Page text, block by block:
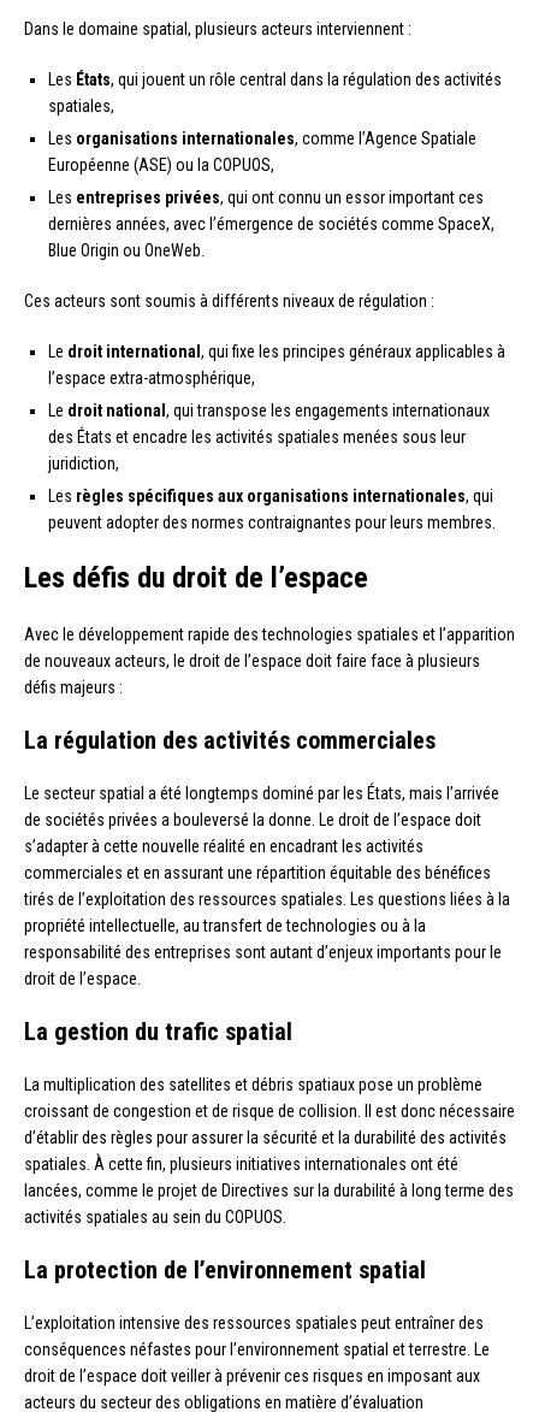
Dans le domaine spatial, plusieurs acteurs interviennent :
Les États, qui jouent un rôle central dans la régulation des activités
spatiales,
Les organisations internationales, comme l’Agence Spatiale
Européenne (ASE) ou la COPUOS,
Les entreprises privées, qui ont connu un essor important ces
dernières années, avec l’émergence de sociétés comme SpaceX,
Blue Origin ou OneWeb.
Ces acteurs sont soumis à différents niveaux de régulation :
Le droit international , qui fixe les principes généraux applicables à
l’espace extra-atmosphérique,
Le droit national , qui transpose les engagements internationaux
des États et encadre les activités spatiales menées sous leur
juridiction,
Les règles spécifiques aux organisations internationales, qui
peuvent adopter des normes contraignantes pour leurs membres.
Les défis du droit de l’espace
Avec le développement rapide des technologies spatiales et l’apparition
de nouveaux acteurs, le droit de l’espace doit faire face à plusieurs
défis majeurs :
La régulation des activités commerciales
Le secteur spatial a été longtemps dominé par les États, mais l’arrivée
de sociétés privées a bouleversé la donne. Le droit de l’espace doit
s’adapter à cette nouvelle réalité en encadrant les activités
commerciales et en assurant une répartition équitable des bénéfices
tirés de l’exploitation des ressources spatiales. Les questions liées à la
propriété intellectuelle, au transfert de technologies ou à la
responsabilité des entreprises sont autant d’enjeux importants pour le
droit de l’espace.
La gestion du trafic spatial
La multiplication des satellites et débris spatiaux pose un problème
croissant de congestion et de risque de collision. Il est donc nécessaire
d’établir des règles pour assurer la sécurité et la durabilité des activités
spatiales. À cette fin, plusieurs initiatives internationales ont été
lancées, comme le projet de Directives sur la durabilité à long terme des
activités spatiales au sein du COPUOS.
La protection de l’environnement spatial
L’exploitation intensive des ressources spatiales peut entraîner des
conséquences néfastes pour l’environnement spatial et terrestre. Le
droit de l’espace doit veiller à prévenir ces risques en imposant aux
acteurs du secteur des obligations en matière d’évaluation